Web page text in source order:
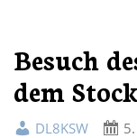
Besuch
dem
DL8KSW